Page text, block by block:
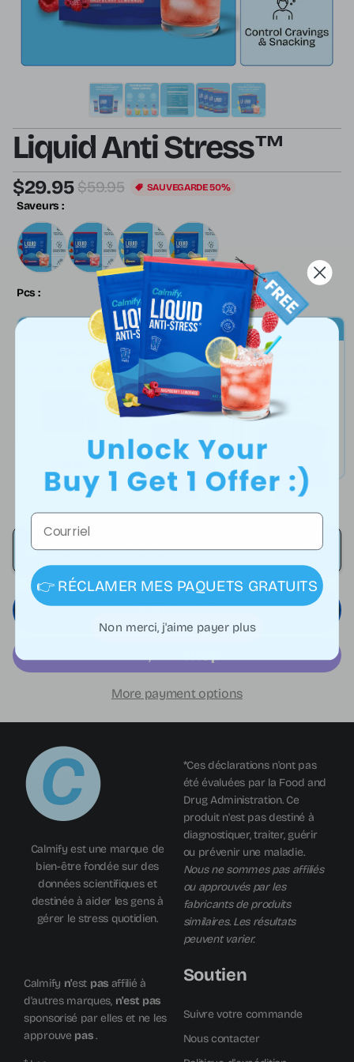
Liquid Anti Stress™
$29.95 $59.95 SAUVEGARDE 50%
Saveurs :
Pcs :
1 GRATUIT
acheté, 1 gratuit
2 GRATUIT
Achetez 2
paquets,
obtenez-en 2
gratuits
gratuite
$42.95
3 GRATUIT
Achetez 3
paquets et
obtenez-en 3
gratuits
Livraison
gratuite
$59.95
One Time (No Savings) $29.95
ACHETER - $29.95
More payment options
Calmify est une marque de
bien-être fondée sur des
données scientifiques et
destinée à aider les gens à
gérer le stress quotidien.
*Ces déclarations n'ont pas
été évaluées par la Food and
Drug Administration. Ce
produit n'est pas destiné à
diagnostiquer, traiter, guérir
ou prévenir une maladie.
Nous ne sommes pas affiliés
ou approuvés par les
fabricants de produits
similaires. Les résultats
peuvent varier.
Calmify n'est pas affilié à
d'autres marques, n'est pas
sponsorisé par elles et ne les
approuve pas.
Soutien
Suivre votre commande
Nous contacter
Courriel
👉 RÉCLAMER MES PAQUETS GRATUITS
Non merci, j'aime payer plus